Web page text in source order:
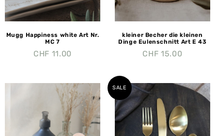
Mugg Happiness white Art Nr.
MC 7
CHF 11.00
kleiner Becher die kleinen
Dinge Eulenschnitt Art E 43
CHF 15.00
SALE